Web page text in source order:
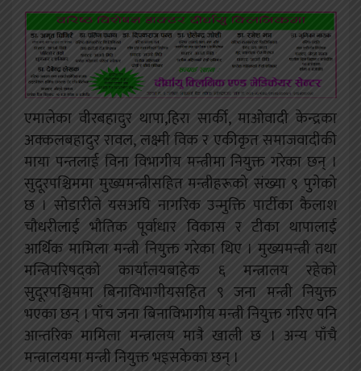
एमालेका वीरबहादुर थापा,हिरा सार्की, माओवादी केन्द्रका
अक्कलबहादुर रावल, लक्ष्मी विक र एकीकृत समाजवादीकी
माया पन्तलाई विना विभागीय मन्त्रीमा नियुक्त गरेका छन् ।
सुदूरपश्चिममा मुख्यमन्त्रीसहित मन्त्रीहरूको संख्या ९ पुगेको
छ । सोडारीले यसअघि नागरिक उन्मुक्ति पार्टीका कैलाश
चौधरीलाई भौतिक पूर्वाधार विकास र टीका थापालाई
आर्थिक मामिला मन्त्री नियुक्त गरेका थिए । मुख्यमन्त्री तथा
मन्त्रिपरिषद्को कार्यालयबाहेक ६ मन्त्रालय रहेको
सुदूरपश्चिममा बिनाविभागीयसहित ९ जना मन्त्री नियुक्त
भएका छन् । पाँच जना बिनाविभागीय मन्त्री नियुक्त गरिए पनि
आन्तरिक मामिला मन्त्रालय मात्रै खाली छ । अन्य पाँचै
मन्त्रालयमा मन्त्री नियुक्त भइसकेका छन् ।